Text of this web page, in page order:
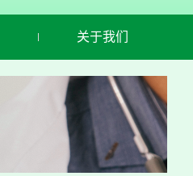
关于我们